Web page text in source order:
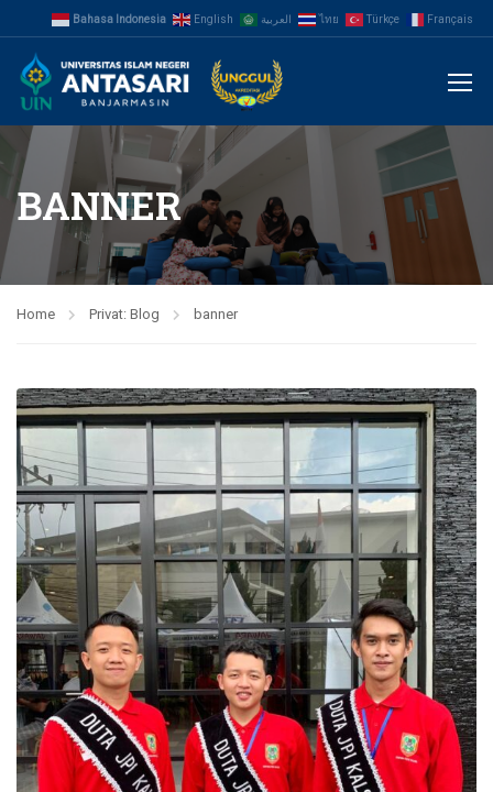
Bahasa Indonesia English العربية ไทย Türkçe Français
BANNER
Home Privat: Blog banner